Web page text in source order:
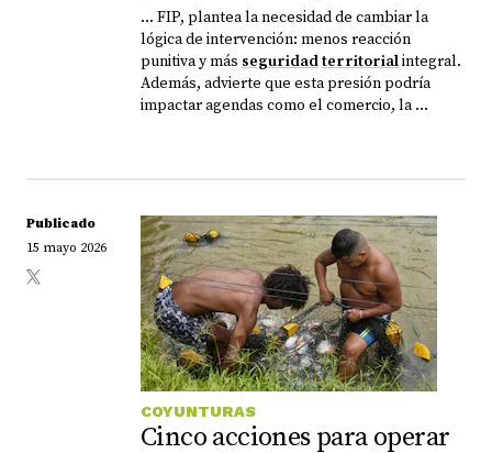
... FIP, plantea la necesidad de cambiar la
lógica de intervención: menos reacción
punitiva y más seguridadterritorialintegral.
Además, advierte que esta presión podría
impactar agendas como el comercio, la ...
Publicado
15 mayo 2026
COYUNTURAS
Cinco acciones para operar